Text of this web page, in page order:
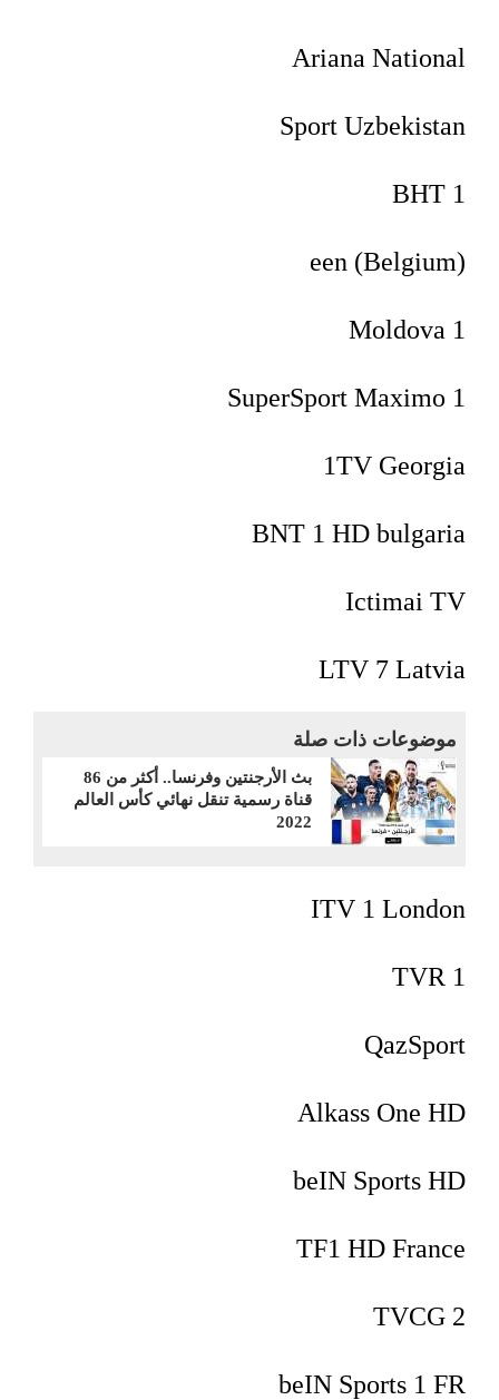
Ariana National
Sport Uzbekistan
BHT 1
een (Belgium)
Moldova 1
SuperSport Maximo 1
1TV Georgia
BNT 1 HD bulgaria
Ictimai TV
LTV 7 Latvia
موضوعات ذات صلة
بث الأرجنتين وفرنسا.. أكثر من 86
قناة رسمية تنقل نهائي كأس العالم
2022
ITV 1 London
TVR 1
QazSport
Alkass One HD
beIN Sports HD
TF1 HD France
TVCG 2
beIN Sports 1 FR